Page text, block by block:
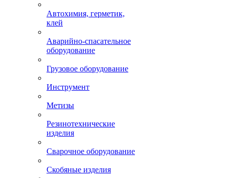
Автохимия, герметик,
клей
Аварийно-спасательное
оборудование
Грузовое оборудование
Инструмент
Метизы
Резинотехнические
изделия
Сварочное оборудование
Скобяные изделия